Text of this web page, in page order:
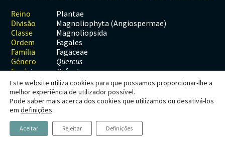
Reino
Plantae
Divisão
Magnoliophyta (Angiospermae)
Classe
Magnoliopsida
Ordem
Fagales
Família
Fagaceae
Género
Quercus
Espécie Q. faginea
Quercus faginea
Este website utiliza cookies para que possamos proporcionar-lhe a
melhor experiência de utilizador possível.
Pode saber mais acerca dos cookies que utilizamos ou desativá-los
em definições.
Aceitar Rejeitar Definições
Quilópodes
Mamíferos
Tunicados
Anfíbios
Peixes
Répteis
Equinodermes